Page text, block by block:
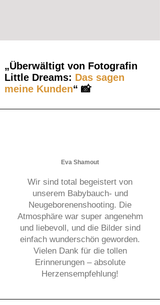
„Überwältigt von Fotografin
Little Dreams: Das sagen
meine Kunden“ 📸
Eva Shamout
Wir sind total begeistert von
unserem Babybauch- und
Neugeborenenshooting. Die
Atmosphäre war super angenehm
und liebevoll, und die Bilder sind
einfach wunderschön geworden.
Vielen Dank für die tollen
Erinnerungen – absolute
Herzensempfehlung!